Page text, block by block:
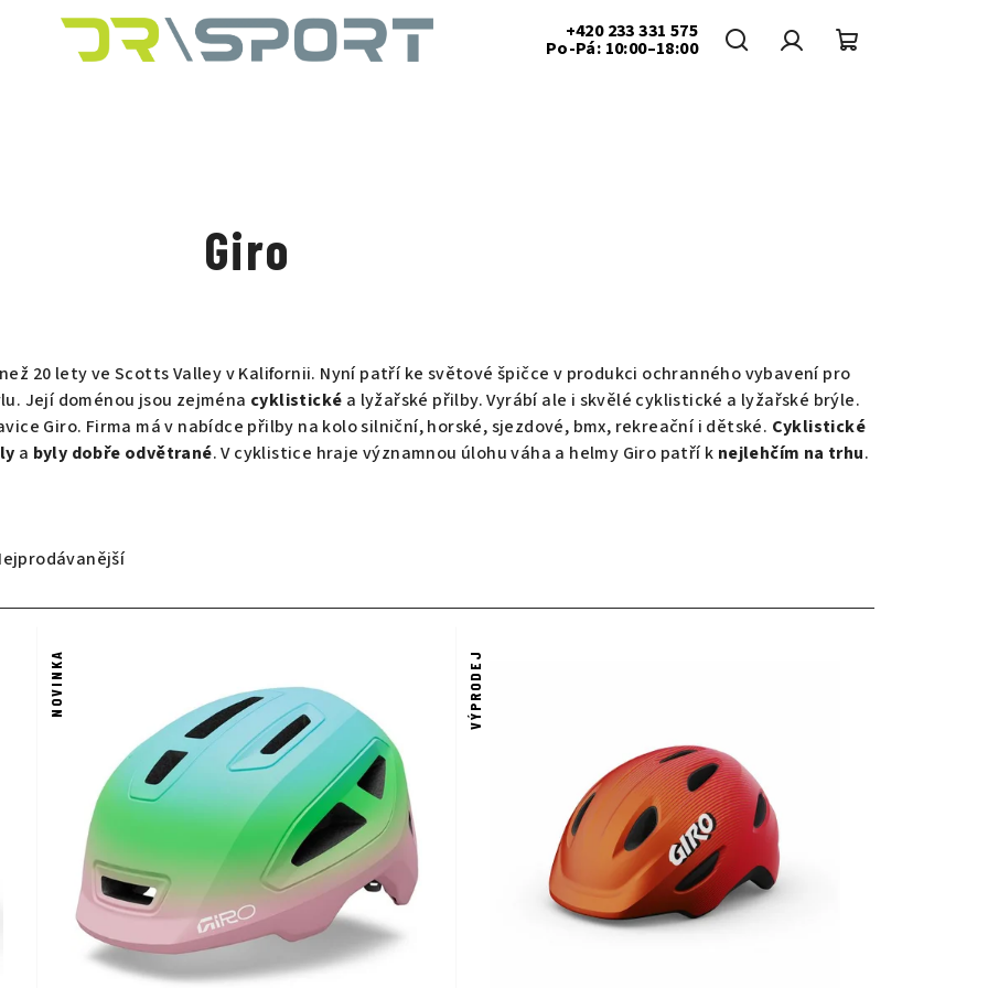
+420 233 331 575
Po-Pá: 10:00–18:00
Giro
20 lety ve Scotts Valley v Kalifornii. Nyní patří ke světové špičce v produkci ochranného vybavení pro
Její doménou jsou zejména cyklistické a lyžařské přilby. Vyrábí ale i skvělé cyklistické a lyžařské brýle.
Giro. Firma má v nabídce přilby na kolo silniční, horské, sjezdové, bmx, rekreační i dětské. Cyklistické
a byly dobře odvětrané. V cyklistice hraje významnou úlohu váha a helmy Giro patří k nejlehčím na trhu.
NOVINKA VÝPRODEJ